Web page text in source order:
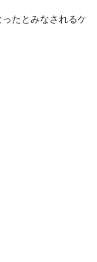
たとみなされるケ